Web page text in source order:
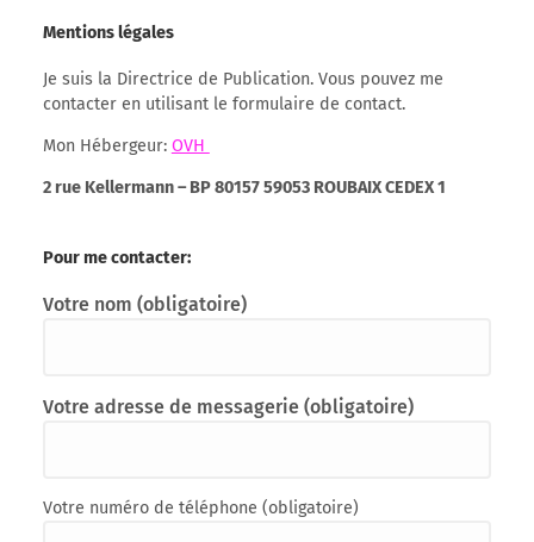
Mentions légales
Je suis la Directrice de Publication. Vous pouvez me
contacter en utilisant le formulaire de contact.
Mon Hébergeur: OVH
2 rue Kellermann – BP 80157 59053 ROUBAIX CEDEX 1
Pour me contacter:
Votre nom (obligatoire)
Votre adresse de messagerie (obligatoire)
Votre numéro de téléphone (obligatoire)